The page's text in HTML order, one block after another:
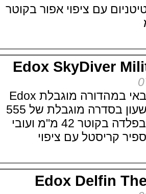
עם ציפוי אפור בקוטר
Edox SkyDiver
אדוקס מציגה שעון צבאי במהדורה מוגבלת Edox
SkyDiver Military השעון בסדרה מוגבלת של 555
יחידות בלבד. השעון בפלדה בקוטר 42 מ"מ ועובי
Edox Delfin